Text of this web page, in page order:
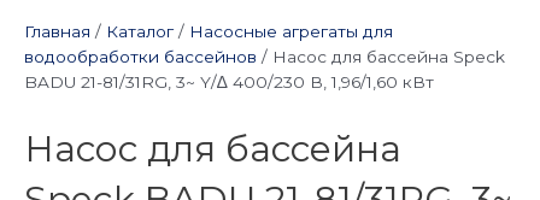
Главная / Каталог / Насосные агрегаты для
водообработки бассейнов / Насос для бассейна Speck
BADU 21-81/31RG, 3~ Y/∆ 400/230 В, 1,96/1,60 кВт
Насос для бассейна